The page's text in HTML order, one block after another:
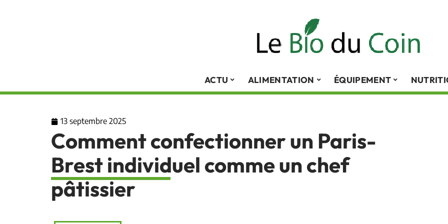
ACTU ALIMENTATION ÉQUIPEMENT
13 septembre 2025
Comment confectionner un Paris-
Brest individuel comme un chef
pâtissier